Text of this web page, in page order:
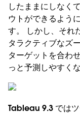
したままにしなく
ウトができるよう
す。 しかし、それ
タラクティブなズ
ターゲットを合わ
っと予測しやすく
Tableau 9.3 では